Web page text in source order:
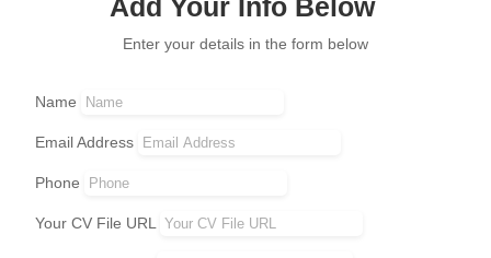
Add Your Info Below
Enter your details in the form below
Name
Email Address
Phone
Your CV File URL